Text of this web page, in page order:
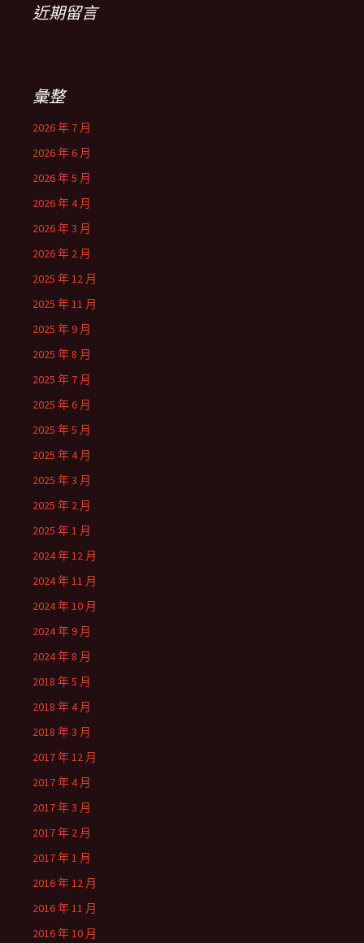
近期留言
彙整
2026 年 7 月
2026 年 6 月
2026 年 5 月
2026 年 4 月
2026 年 3 月
2026 年 2 月
2025 年 12 月
2025 年 11 月
2025 年 9 月
2025 年 8 月
2025 年 7 月
2025 年 6 月
2025 年 5 月
2025 年 4 月
2025 年 3 月
2025 年 2 月
2025 年 1 月
2024 年 12 月
2024 年 11 月
2024 年 10 月
2024 年 9 月
2024 年 8 月
2018 年 5 月
2018 年 4 月
2018 年 3 月
2017 年 12 月
2017 年 4 月
2017 年 3 月
2017 年 2 月
2017 年 1 月
2016 年 12 月
2016 年 11 月
2016 年 10 月